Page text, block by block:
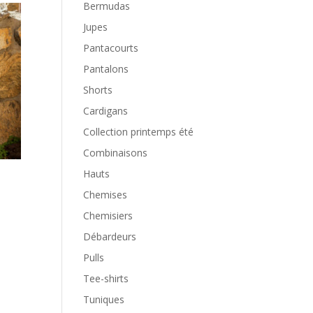
Bermudas
Jupes
Pantacourts
Pantalons
Shorts
Cardigans
Collection printemps été
Combinaisons
Hauts
Chemises
Chemisiers
Débardeurs
Pulls
Tee-shirts
Tuniques